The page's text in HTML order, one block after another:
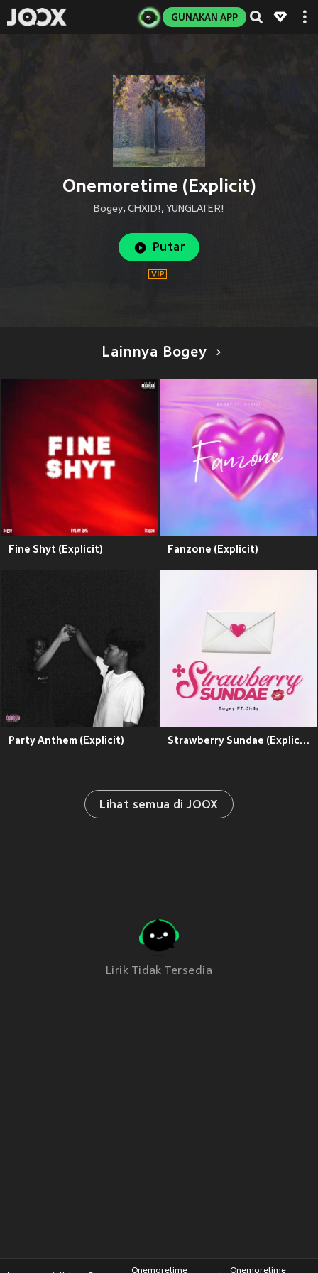
GUNAKAN APP
Onemoretime (Explicit)
Bogey, CHXID! , YUNGLATER!
Putar
Lainnya Bogey
Fine Shyt (Explicit) Fanzone (Explicit)
Party Anthem (Explicit) Strawberry Sundae (Explicit)
Lihat semua di JOOX
Lirik Tidak Tersedia
Onemoretime Onemoretime